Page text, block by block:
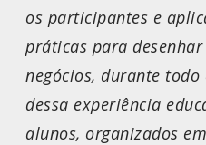
os participantes e
práticas para
negócios, durante
dessa experiência
alunos, organizados